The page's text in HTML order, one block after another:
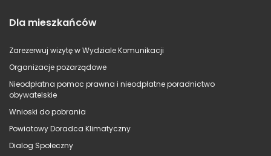
Dla mieszkańców
Zarezerwuj wizytę w Wydziale Komunikacji
Organizacje pozarządowe
Nieodpłatna pomoc prawna i nieodpłatne poradnictwo
obywatelskie
Wnioski do pobrania
Powiatowy Doradca Klimatyczny
Dialog Społeczny